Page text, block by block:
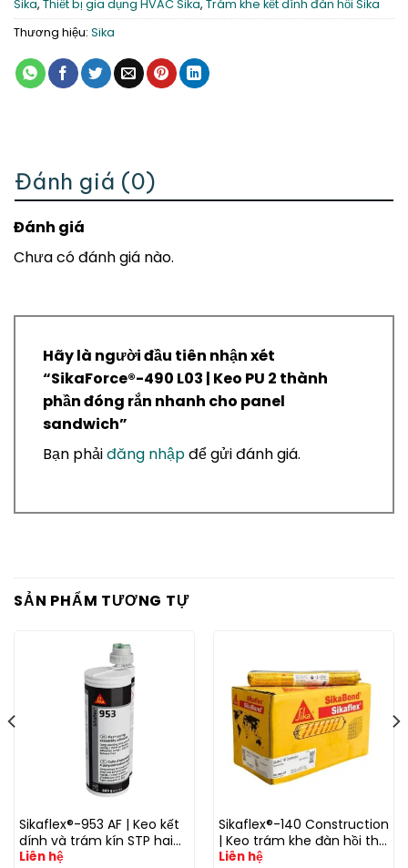
Sika, Thiết bị gia dụng HVAC Sika, Trám khe kết dính đàn hồi Sika
Thương hiệu: Sika
Đánh giá (0)
Đánh giá
Chưa có đánh giá nào.
Hãy là người đầu tiên nhận xét
“SikaForce®-490 L03 | Keo PU 2 thành
phần đóng rắn nhanh cho panel
sandwich”
Bạn phảiđăng nhậpđể gửi đánh giá.
SẢN PHẨM TƯƠNG TỰ
Sikaflex®-953 AF | Keo kết
dính và trám kín STP hai
thành phần kháng nấm
Liên hệ
Sikaflex®-140 Construction
| Keo trám khe đàn hồi thế
hệ mới công nghệ i-Cure
Liên hệ